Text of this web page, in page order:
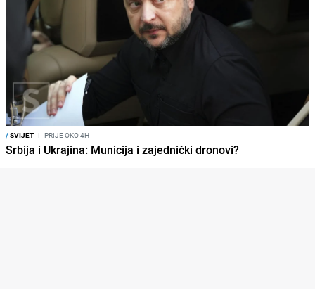
/SVIJET I PRIJE OKO 4H
Srbija i Ukrajina: Municija i zajednički dronovi?